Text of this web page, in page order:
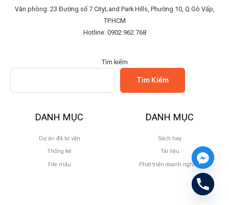
Văn phòng: 23 Đường số 7 CityLand Park Hills, Phường 10, Q.Gò Vấp,
TP.HCM
Hotline: 0902.962.768
Tìm kiếm
Tìm Kiếm
DANH MỤC
Dự án đã tư vấn
Thống kê
File mẫu
DANH MỤC
Sách hay
Tài liệu
Phát triển doanh nghiệp